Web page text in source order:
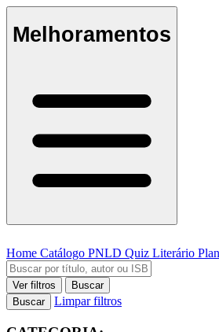
Melhoramentos
Home Catálogo PNLD Quiz Literário
Ver filtros
Buscar
Buscar
Limpar filtros